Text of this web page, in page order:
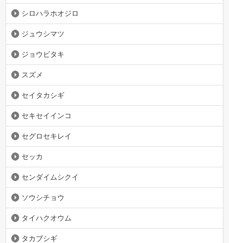
シロハラホオジロ
ジュウシマツ
ジョウビタキ
スズメ
セイタカシギ
セキセイインコ
セグロセキレイ
セッカ
センダイムシクイ
ソウシチョウ
タイハクオウム
タカブシギ